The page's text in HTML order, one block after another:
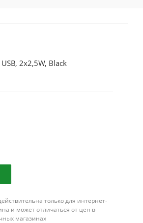
2x2,5W, Black
только для интернет-
и может отличаться от цен в
магазинах